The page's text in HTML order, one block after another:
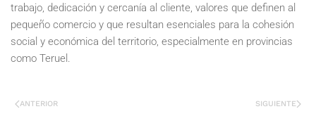
trabajo, dedicación y cercanía al cliente, valores que definen al
pequeño comercio y que resultan esenciales para la cohesión
social y económica del territorio, especialmente en provincias
como Teruel.
ANTERIOR SIGUIENTE